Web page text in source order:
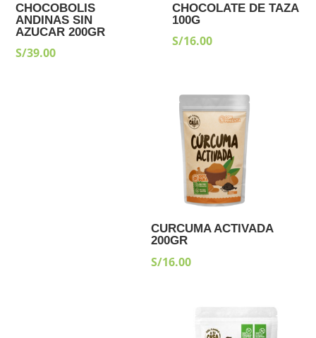
CHOCOBOLIS
ANDINAS SIN
AZUCAR 200GR
S/39.00
CHOCOLATE DE TAZA
100G
S/16.00
CURCUMA ACTIVADA
200GR
S/16.00